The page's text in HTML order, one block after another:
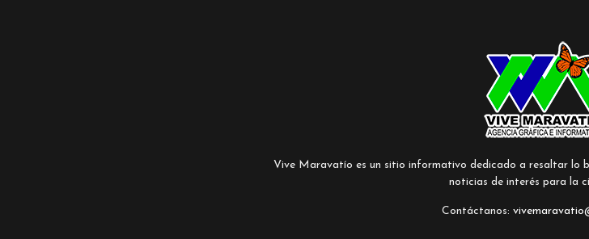
Vive Maravatío es un sitio informativo dedicado a resaltar lo
noticias de interés para la
Contáctanos: